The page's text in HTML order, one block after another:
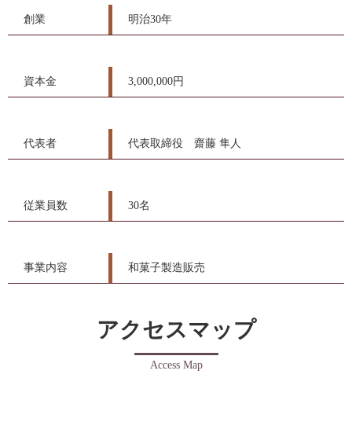
創業 明治30年
資本金 3,000,000円
代表者 代表取締役 齋藤 隼人
従業員数 30名
事業内容 和菓子製造販売
アクセスマップ
Access Map